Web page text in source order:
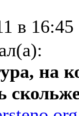
в 16:45
на